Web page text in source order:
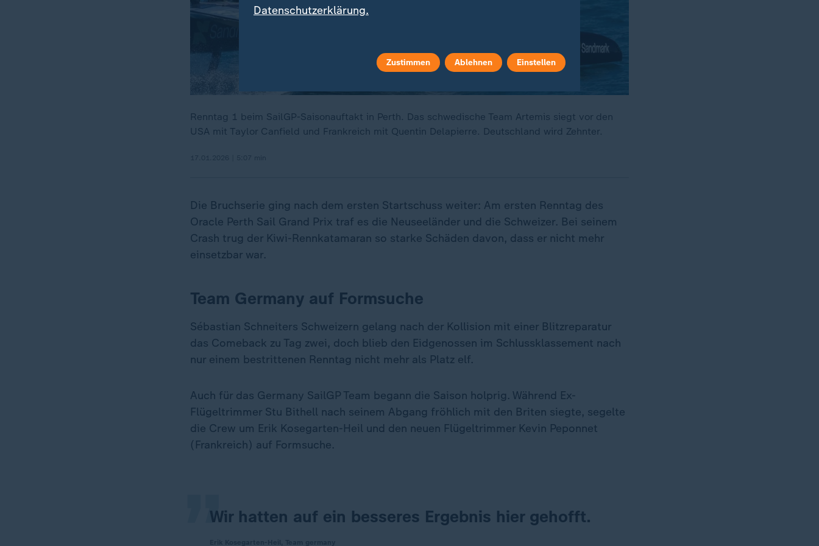
Renntag 1 beim SailGP-Saisonauftakt in Perth. Das schwedische Team Artemis siegt vor den
USA mit Taylor Canfield und Frankreich mit Quentin Delapierre. Deutschland wird Zehnter.
Die Bruchserie ging nach dem ersten Startschuss weiter: Am ersten Renntag des
Oracle Perth Sail Grand Prix traf es die Neuseeländer und die Schweizer. Bei seinem
Crash trug der Kiwi-Rennkatamaran so starke Schäden davon, dass er nicht mehr
einsetzbar war.
Team Germany auf Formsuche
Sébastian Schneiters Schweizern gelang nach der Kollision mit einer Blitzreparatur
das Comeback zu Tag zwei, doch blieb den Eidgenossen im Schlussklassement nach
nur einem bestrittenen Renntag nicht mehr als Platz elf.
Auch für das Germany SailGP Team begann die Saison holprig. Während Ex-
Flügeltrimmer Stu Bithell nach seinem Abgang fröhlich mit den Briten siegte, segelte
die Crew um Erik Kosegarten-Heil und den neuen Flügeltrimmer Kevin Peponnet
(Frankreich) auf Formsuche.
Wir hatten auf ein besseres Ergebnis hier gehofft.
„
Datenschutzerklärung.
Zustimmen Ablehnen Einstellen